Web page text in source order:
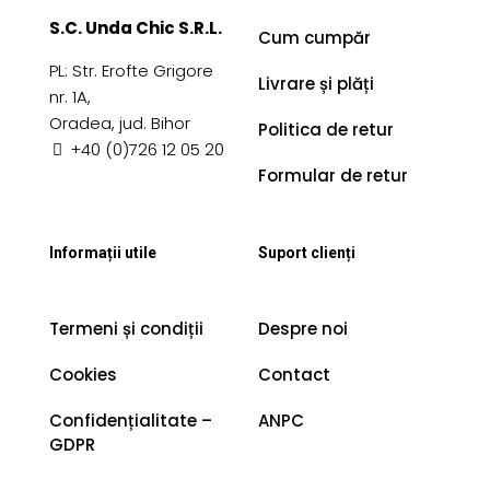
S.C. Unda Chic S.R.L.
PL: Str. Erofte Grigore
nr. 1A,
Oradea, jud. Bihor
+40 (0)726 12 05 20
Cum cumpăr
Livrare și plăți
Politica de retur
Formular de retur
Informații utile
Termeni și condiții
Cookies
Confidențialitate –
GDPR
Suport clienți
Despre noi
Contact
ANPC